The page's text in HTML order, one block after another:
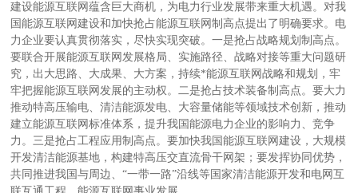
建设能源互联网蕴含巨大商机，为电力行业发展带来重大机遇。对我
国能源互联网建设和加快抢占能源互联网制高点提出了明确要求。电
力企业要认真贯彻落实，尽快实现突破。一是抢占战略规划制高点。
要联合开展能源互联网发展格局、实施路径、战略对接等重大问题研
究，出大思路、大成果、大方案，持续*能源互联网战略和规划，牢
牢把握能源互联网发展的主动权。二是抢占技术装备制高点。要大力
推动特高压输电、清洁能源发电、大容量储能等领域技术创新，推动
建立能源互联网标准体系，提升我国能源电力企业的影响力、竞争
力。三是抢占工程应用制高点。要加快我国能源互联网建设，大规模
开发清洁能源基地，构建特高压交直流骨干网架；要发挥协同优势，
共同推进我国与周边、“一带一路”沿线等国家清洁能源开发和电网互